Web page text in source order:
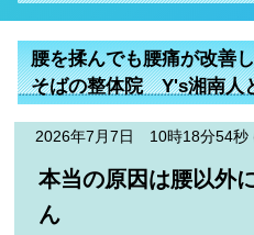
腰を揉んでも腰痛が改善
そばの整体院 Y's湘南人
2026年7月7日 10時18分54秒
本当の原因は腰以外
ん